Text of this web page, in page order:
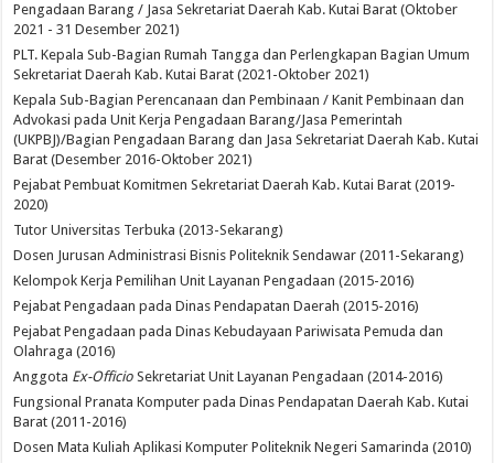
Pengadaan Barang / Jasa Sekretariat Daerah Kab. Kutai Barat (Oktober
2021 - 31 Desember 2021)
PLT. Kepala Sub-Bagian Rumah Tangga dan Perlengkapan Bagian Umum
Sekretariat Daerah Kab. Kutai Barat (2021-Oktober 2021)
Kepala Sub-Bagian Perencanaan dan Pembinaan / Kanit Pembinaan dan
Advokasi pada Unit Kerja Pengadaan Barang/Jasa Pemerintah
(UKPBJ)/Bagian Pengadaan Barang dan Jasa Sekretariat Daerah Kab. Kutai
Barat (Desember 2016-Oktober 2021)
Pejabat Pembuat Komitmen Sekretariat Daerah Kab. Kutai Barat (2019-
2020)
Tutor Universitas Terbuka (2013-Sekarang)
Dosen Jurusan Administrasi Bisnis Politeknik Sendawar (2011-Sekarang)
Kelompok Kerja Pemilihan Unit Layanan Pengadaan (2015-2016)
Pejabat Pengadaan pada Dinas Pendapatan Daerah (2015-2016)
Pejabat Pengadaan pada Dinas Kebudayaan Pariwisata Pemuda dan
Olahraga (2016)
Anggota Ex-Officio Sekretariat Unit Layanan Pengadaan (2014-2016)
Fungsional Pranata Komputer pada Dinas Pendapatan Daerah Kab. Kutai
Barat (2011-2016)
Dosen Mata Kuliah Aplikasi Komputer Politeknik Negeri Samarinda (2010)